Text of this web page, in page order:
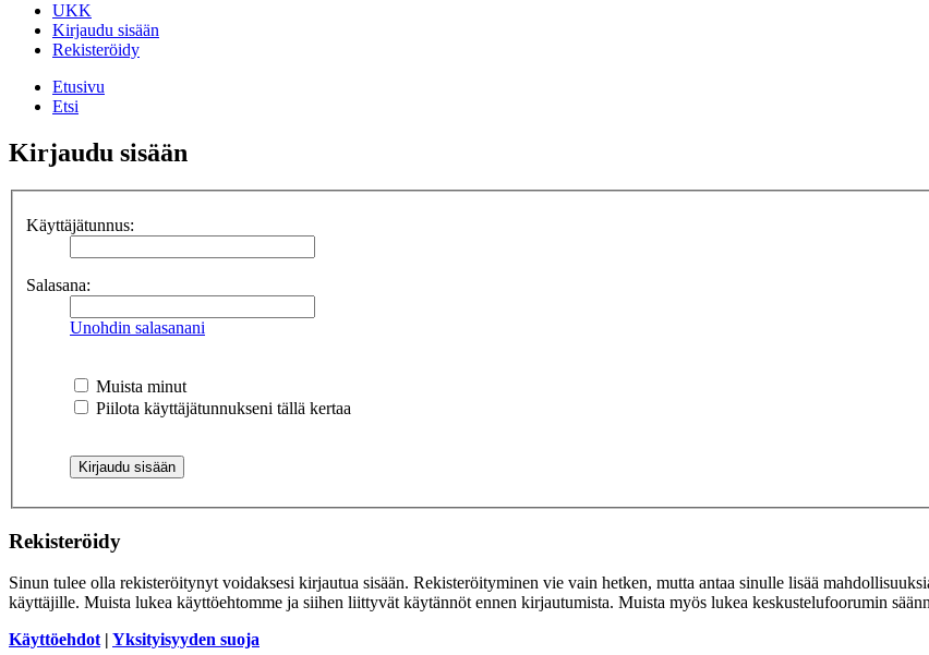
UKK
Kirjaudu sisään
Rekisteröidy
Etusivu
Etsi
Kirjaudu sisään
Käyttäjätunnus:
Salasana:
Unohdin salasanani
Muista minut
Piilota käyttäjätunnukseni tällä kertaa
Rekisteröidy
Sinun tulee olla rekisteröitynyt voidaksesi kirjautua sisään. Rekisteröityminen vie vain hetken, mutta antaa sinulle lisää
käyttäjille. Muista lukea käyttöehtomme ja siihen liittyvät käytännöt ennen kirjautumista. Muista myös lukea keskustelufoorumin
Käyttöehdot | Yksityisyyden suoja